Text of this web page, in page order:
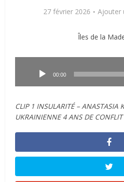
27 février 2026 Ajouter
Îles de la
00:00
CLIP 1 INSULARITÉ – ANASTASIA
UKRAINIENNE 4 ANS DE